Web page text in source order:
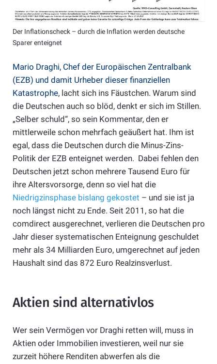
Der Inflationscheck – durch die Inflation werden deutsche
Sparer enteignet
Mario Draghi, Chef der Europäischen Zentralbank
(EZB) und damit Urheber dieser finanziellen
Katastrophe, lacht sich ins Fäustchen. Warum sind
die Deutschen auch so blöd, denkt er sich im Stillen.
„Selber schuld“, so sein Kommentar, den er
mittlerweile schon mehrfach geäußert hat. Ihm ist
egal, dass die Deutschen durch die Minus-Zins-
Politik der EZB enteignet werden. Dabei fehlen den
Deutschen jetzt schon mehrere Tausend Euro für
ihre Altersvorsorge, denn so viel hat die
Niedrigzinsphase bislang gekostet – und sie ist ja
noch längst nicht zu Ende. Seit 2011, so hat die
comdirect ausgerechnet, verlieren die Deutschen pro
Jahr dieser systematischen Enteignung geschuldet
mehr als 34 Milliarden Euro, umgerechnet auf jeden
Haushalt sind das 872 Euro Realzinsverlust.
Aktien sind alternativlos
Wer sein Vermögen vor Draghi retten will, muss in
Aktien oder Immobilien investieren, weil nur sie
zurzeit höhere Renditen abwerfen als die